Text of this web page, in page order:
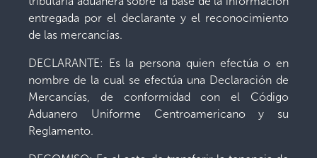
entregada por el declarante y el reconocimiento
de las mercancías.
DECLARANTE: Es la persona quien efectúa o en
nombre de la cual se efectúa una Declaración de
Mercancías, de conformidad con el Código
Aduanero Uniforme Centroamericano y su
Reglamento.